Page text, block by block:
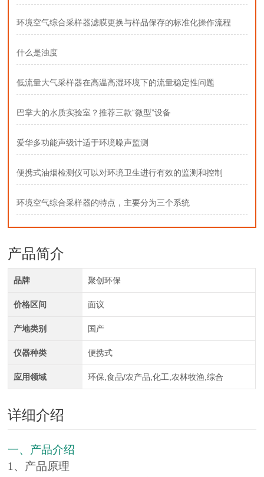
环境空气综合采样器滤膜更换与样品保存的标准化操作流程
什么是浊度
低流量大气采样器在高温高湿环境下的流量稳定性问题
巴掌大的水质实验室？推荐三款“微型”设备
爱华多功能声级计适于环境噪声监测
便携式油烟检测仪可以对环境卫生进行有效的监测和控制
环境空气综合采样器的特点，主要分为三个系统
产品简介
品牌 聚创环保
价格区间 面议
产地类别 国产
仪器种类 便携式
应用领域 环保,食品/农产品,化工,农林牧渔,综合
详细介绍
一、产品介绍
1、产品原理